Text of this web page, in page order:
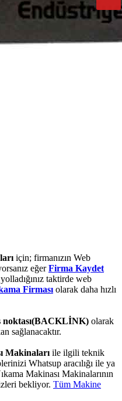
için; firmanızın Web
eğerFirma Kaydet
taktirde web
Firmasıolarak daha hızlı
noktası(BACKLİNK) olarak
sağlanacaktır.
Makinalarıile ilgili teknik
Whatsup aracılığı ile ya
Makinası Makinalarının
bekliyor. Tüm Makine